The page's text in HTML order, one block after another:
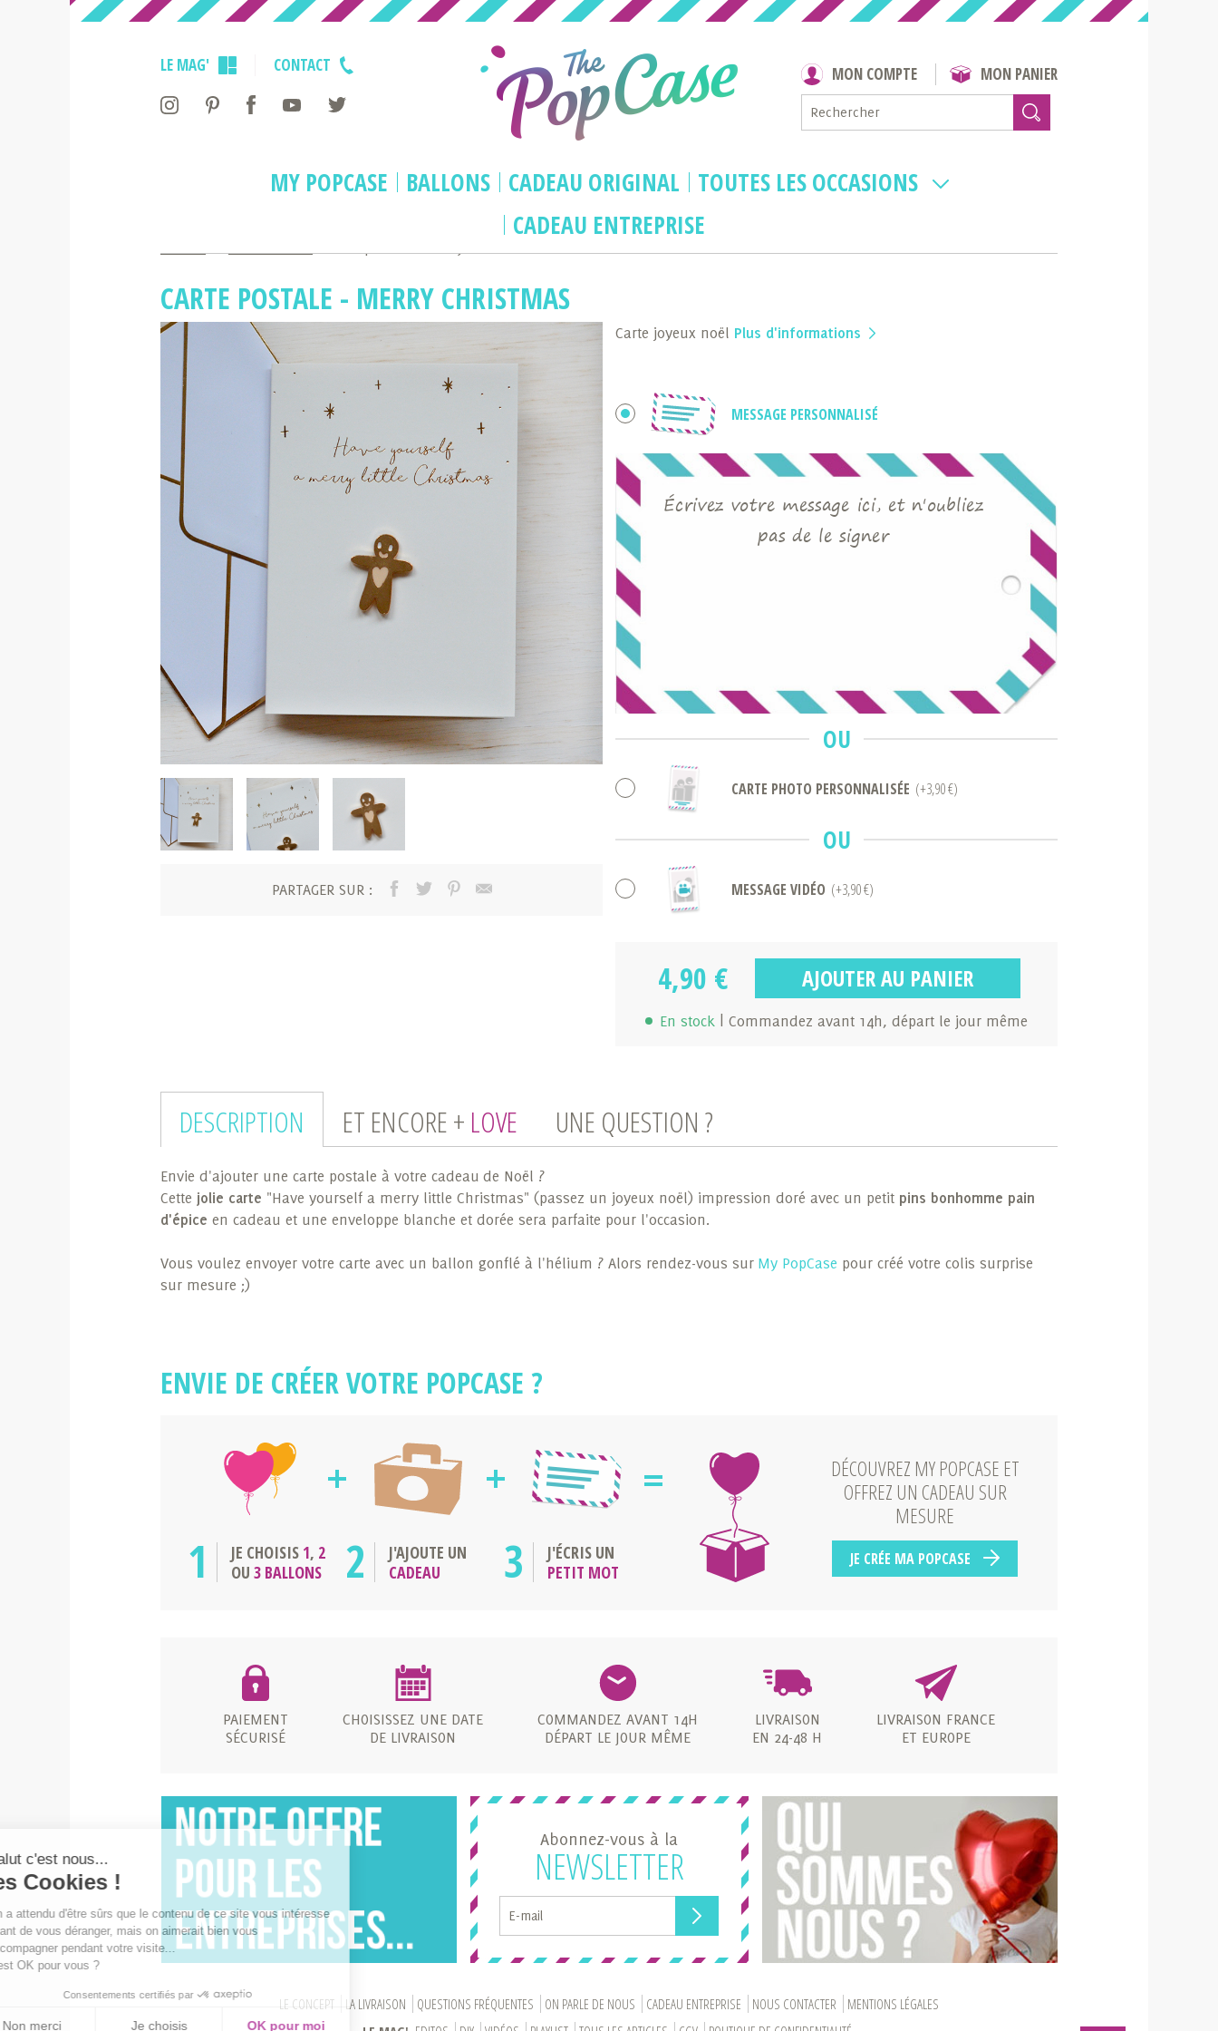
MON COMPTE MON PANIER
LE MAG' CONTACT
MY POPCASE BALLONS CADEAU ORIGINAL
TOUTES LES OCCASIONS
CADEAU ENTREPRISE
CARTE POSTALE - MERRY CHRISTMAS
PARTAGER SUR :
Carte joyeux noël Plus d'informations
MESSAGE PERSONNALISÉ
Écrivez votre message ici, et n'oubliez
pas de le signer
OU
CARTE PHOTO PERSONNALISÉE (+3,90 €)
OU
MESSAGE VIDÉO (+3,90 €)
4,90 € AJOUTER AU PANIER
En stock | Commandez avant 14h, départ le jour même
DESCRIPTION ET ENCORE + LOVE UNE QUESTION ?
Envie d'ajouter une carte postale à votre cadeau de Noël ?
Cette jolie carte "Have yourself a merry little Christmas" (passez un joyeux noël) impression doré avec un petit pins bonhomme pain
d'épice en cadeau et une enveloppe blanche et dorée sera parfaite pour l'occasion.
Vous voulez envoyer votre carte avec un ballon gonflé à l'hélium ? Alors rendez-vous sur My PopCase pour créé votre colis surprise
sur mesure ;)
ENVIE DE CRÉER VOTRE POPCASE ?
1 JE CHOISIS 1, 2
OU 3 BALLONS 2
J'AJOUTE UN
CADEAU
3
J'ÉCRIS UN
PETIT MOT
DÉCOUVREZ MY POPCASE ET
OFFREZ UN CADEAU SUR
MESURE
JE CRÉE MA POPCASE
PAIEMENT
SÉCURISÉ
CHOISISSEZ UNE DATE
DE LIVRAISON
COMMANDEZ AVANT 14H
DÉPART LE JOUR MÊME
LIVRAISON
EN 24-48 H
LIVRAISON FRANCE
ET EUROPE
Abonnez-vous à la
NEWSLETTER
LE CONCEPT LA LIVRAISON QUESTIONS FRÉQUENTES ON PARLE DE NOUS CADEAU ENTREPRISE NOUS CONTACTER
MENTIONS LÉGALES
les Cookies !
On a attendu d'être sûrs que le contenu
de ce site vous intéresse avant de
vous déranger, mais on aimerait bien vous accompagner pendant
votre visite...
C'est OK pour vous ?
Consentements certifiés par
Non merci Je choisis OK pour moi